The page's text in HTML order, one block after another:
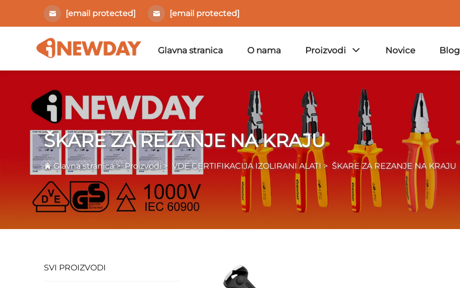
[email protected] [email protected]
Glavna stranica O nama Proizvodi Novice Blog
ŠKARE ZA REZANJE NA KRAJU
Glavna stranica>Proizvodi> VDE CERTIFIKACIJA IZOLIRANI ALATI > ŠKARE ZA REZANJE NA KRAJU
SVI PROIZVODI